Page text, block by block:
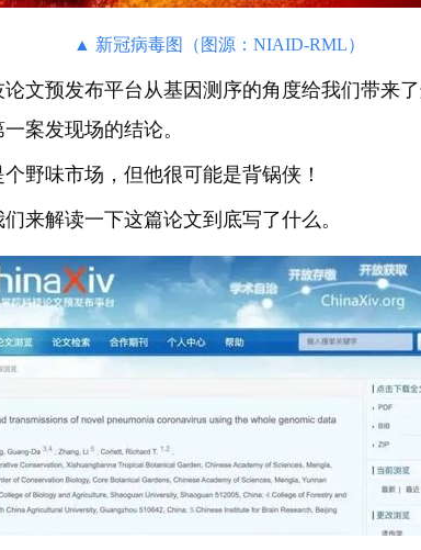
▲ 新冠病毒图（图源：NIAID-RML）
文预发布平台从基因测序的角度给我们带来
案发现场的结论。
野味市场，但他很可能是背锅侠！
来解读一下这篇论文到底写了什么。